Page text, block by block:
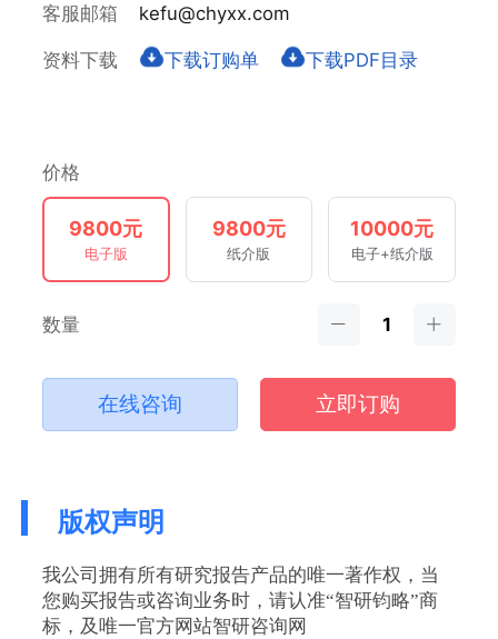
客服邮箱 kefu@chyxx.com
资料下载 下载订购单 下载PDF目录
价格
9800元
电子版
9800元
纸介版
10000元
电子+纸介版
数量
在线咨询 立即订购
版权声明
我公司拥有所有研究报告产品的唯一著作权，当
您购买报告或咨询业务时，请认准“智研钧略”商
标，及唯一官方网站智研咨询网